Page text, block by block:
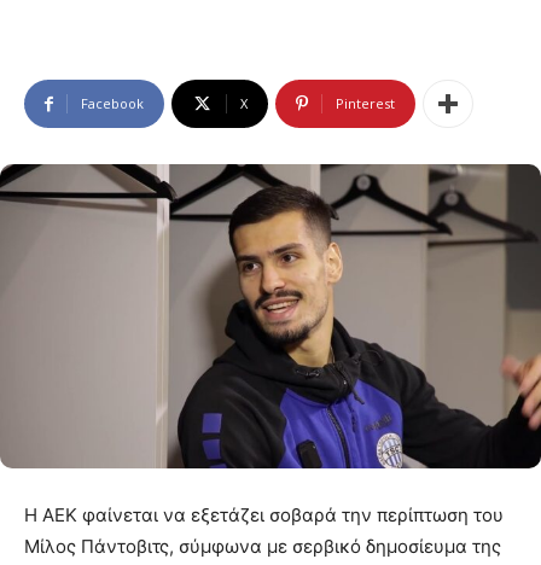
Facebook X Pinterest
Η ΑΕΚ φαίνεται να εξετάζει σοβαρά την περίπτωση του
Μίλος Πάντοβιτς, σύμφωνα με σερβικό δημοσίευμα της